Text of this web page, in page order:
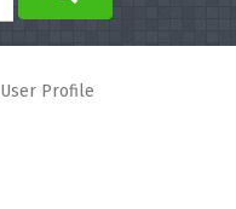
User Profile